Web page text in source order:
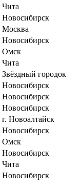
Чита
Новосибирск
Москва
Новосибирск
Омск
Чита
Звёздный городок
Новосибирск
Новосибирск
Новосибирск
г. Новоалтайск
Новосибирск
Омск
Новосибирск
Чита
Новосибирск